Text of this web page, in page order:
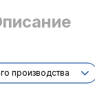
производства